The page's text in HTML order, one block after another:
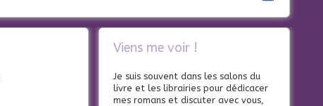
Viens me voir !
Je suis souvent dans les salons du
livre et les librairies pour dédicacer
mes romans et discuter avec vous,